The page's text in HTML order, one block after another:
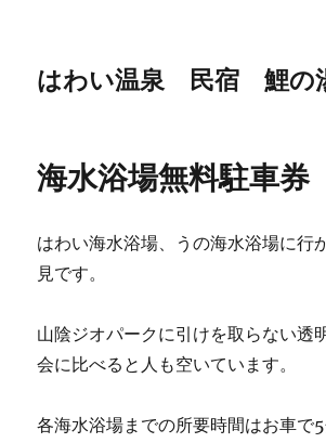
はわい温泉 民宿 鯉の
海水浴場無料駐車券
はわい海水浴場、うの海水浴場に行
見です。
山陰ジオパークに引けを取らない透
会に比べると人も空いています。
各海水浴場までの所要時間はお車で